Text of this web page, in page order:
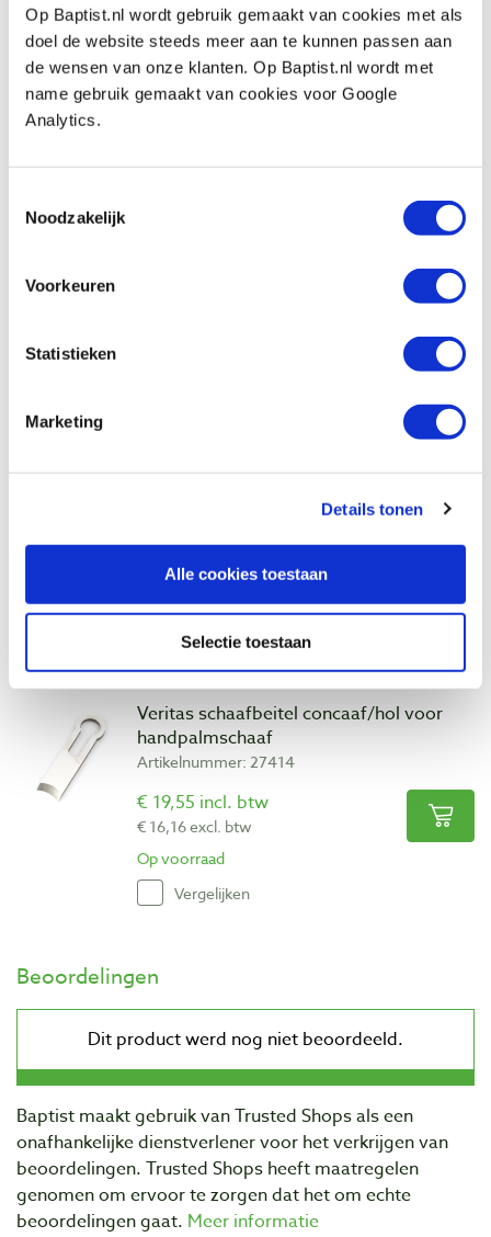
Op Baptist.nl wordt gebruik gemaakt van cookies met als
doel de website steeds meer aan te kunnen passen aan
de wensen van onze klanten. Op Baptist.nl wordt met
name gebruik gemaakt van cookies voor Google
Analytics.
Noodzakelijk
Voorkeuren
Statistieken
Marketing
Details tonen
Alle cookies toestaan
Selectie toestaan
Veritas handpalmschaaf dubbel
convex/bol
Artikelnummer: 27416
€ 90,50 incl. btw
Op voorraad
Veritas handpalmschaaf convex/bol
€ 76,57 excl. btw
Op voorraad
Vergelijken
Veritas schaafbeitel concaaf/hol voor
handpalmschaaf
Artikelnummer: 27414
€ 19,55 incl. btw
€ 16,16 excl. btw
Op voorraad
Vergelijken
Beoordelingen
Baptist maakt gebruik van Trusted Shops als een
onafhankelijke dienstverlener voor het verkrijgen van
beoordelingen. Trusted Shops heeft maatregelen
genomen om ervoor te zorgen dat het om echte
beoordelingen gaat. Meer informatie